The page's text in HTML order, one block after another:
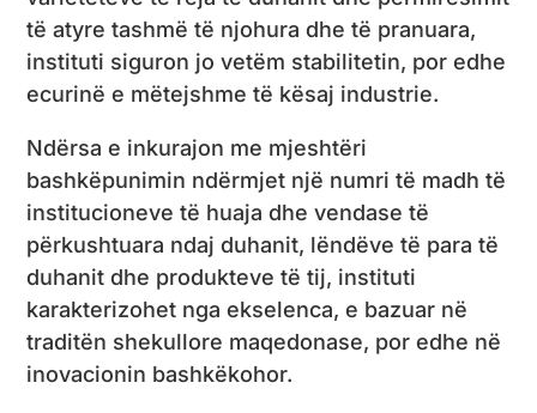
të atyre tashmë të njohura dhe të pranuara,
instituti siguron jo vetëm stabilitetin, por edhe
ecurinë e mëtejshme të kësaj industrie.
Ndërsa e inkurajon me mjeshtëri
bashkëpunimin ndërmjet një numri të madh të
institucioneve të huaja dhe vendase të
përkushtuara ndaj duhanit, lëndëve të para të
duhanit dhe produkteve të tij, instituti
karakterizohet nga ekselenca, e bazuar në
traditën shekullore maqedonase, por edhe në
inovacionin bashkëkohor.